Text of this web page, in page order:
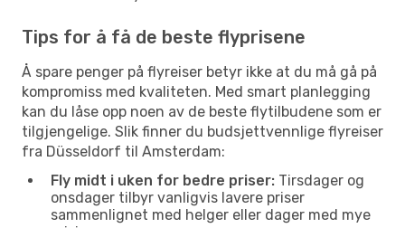
Tips for å få de beste flyprisene
Å spare penger på flyreiser betyr ikke at du må gå på
kompromiss med kvaliteten. Med smart planlegging
kan du låse opp noen av de beste flytilbudene som er
tilgjengelige. Slik finner du budsjettvennlige flyreiser
fra Düsseldorf til Amsterdam:
Fly midt i uken for bedre priser: Tirsdager og
onsdager tilbyr vanligvis lavere priser
sammenlignet med helger eller dager med mye